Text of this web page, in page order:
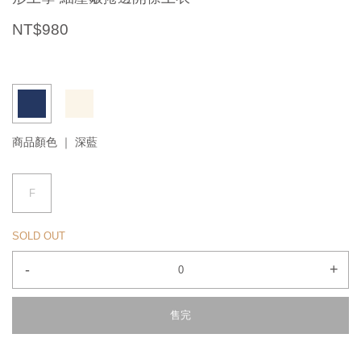
NT$980
商品顏色 ｜ 深藍
F
SOLD OUT
- +
售完